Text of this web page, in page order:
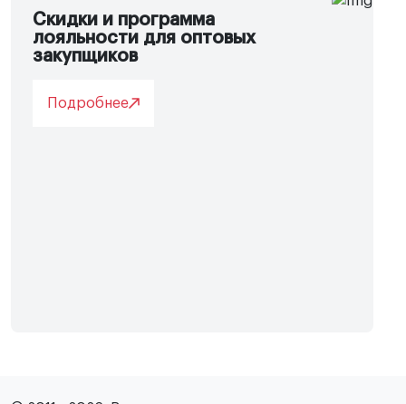
Скидки и программа
лояльности для оптовых
закупщиков
Подробнее